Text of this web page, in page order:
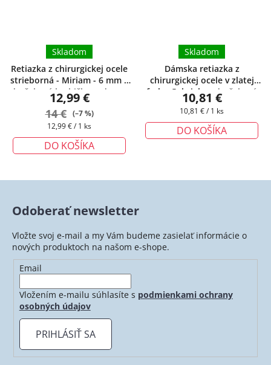
Retiazka z chirurgickej ocele
strieborná - Miriam - 6 mm +
darčeková krabička zadarmo
Skladom
12,99 €
14 €
(–7 %)
Jednotková
12,99 € / 1 ks
DO KOŠÍKA
Dámska retiazka z
chirurgickej ocele v zlatej
farbe Gabriela + darčeková
krabička zadarmo
Skladom
10,81 €
Jednotková
10,81 € / 1 ks
DO KOŠÍKA
Odoberať newsletter
Vložte svoj e-mail a my Vám budeme zasielať informácie o
nových produktoch na našom e-shope.
Email
Vložením e-mailu súhlasíte s podmienkami ochrany
osobných údajov
PRIHLÁSIŤ SA